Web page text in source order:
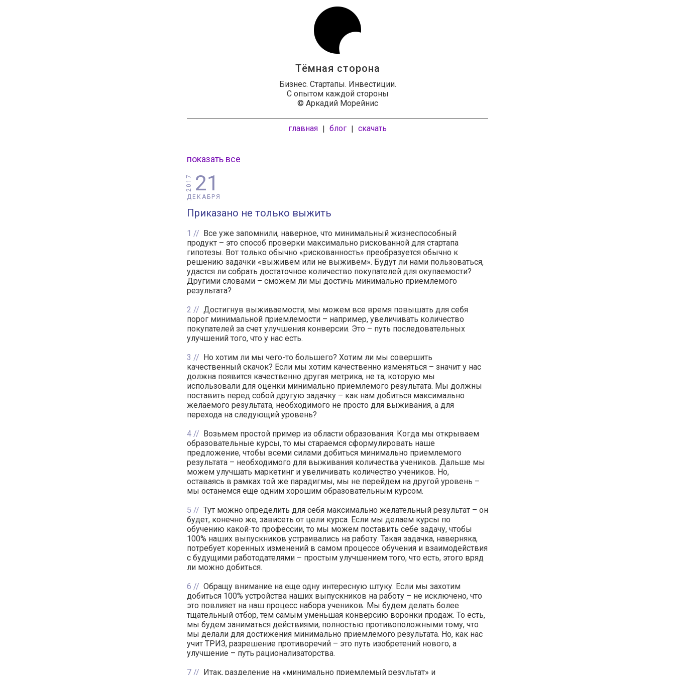
Тёмная сторона
Бизнес. Стартапы. Инвестиции.
С опытом каждой стороны
© Аркадий Морейнис
главная | блог | скачать
показать все
21
ДЕКАБРЯ
2017
Приказано не только выжить
1
Все уже запомнили, наверное, что минимальный жизнеспособный
продукт – это способ проверки максимально рискованной для стартапа
гипотезы. Вот только обычно «рискованность» преобразуется обычно к
решению задачки «выживем или не выживем». Будут ли нами пользоваться,
удастся ли собрать достаточное количество покупателей для окупаемости?
Другими словами – сможем ли мы достичь минимально приемлемого
результата?
2
Достигнув выживаемости, мы можем все время повышать для себя
порог минимальной приемлемости – например, увеличивать количество
покупателей за счет улучшения конверсии. Это – путь последовательных
улучшений того, что у нас есть.
3
Но хотим ли мы чего-то большего? Хотим ли мы совершить
качественный скачок? Если мы хотим качественно изменяться – значит у нас
должна появится качественно другая метрика, не та, которую мы
использовали для оценки минимально приемлемого результата. Мы должны
поставить перед собой другую задачку – как нам добиться максимально
желаемого результата, необходимого не просто для выживания, а для
перехода на следующий уровень?
4
Возьмем простой пример из области образования. Когда мы открываем
образовательные курсы, то мы стараемся сформулировать наше
предложение, чтобы всеми силами добиться минимально приемлемого
результата – необходимого для выживания количества учеников. Дальше мы
можем улучшать маркетинг и увеличивать количество учеников. Но,
оставаясь в рамках той же парадигмы, мы не перейдем на другой уровень –
мы останемся еще одним хорошим образовательным курсом.
5
Тут можно определить для себя максимально желательный результат – он
будет, конечно же, зависеть от цели курса. Если мы делаем курсы по
обучению какой-то профессии, то мы можем поставить себе задачу, чтобы
100% наших выпускников устраивались на работу. Такая задачка, наверняка,
потребует коренных изменений в самом процессе обучения и взаимодействия
с будущими работодателями – простым улучшением того, что есть, этого вряд
ли можно добиться.
6
Обращу внимание на еще одну интересную штуку. Если мы захотим
добиться 100% устройства наших выпускников на работу – не исключено, что
это повлияет на наш процесс набора учеников. Мы будем делать более
тщательный отбор, тем самым уменьшая конверсию воронки продаж. То есть,
мы будем заниматься действиями, полностью противоположными тому, что
мы делали для достижения минимально приемлемого результата. Но, как нас
учит ТРИЗ, разрешение противоречий – это путь изобретений нового, а
улучшение – путь рационализаторства.
7
Итак, разделение на «минимально приемлемый результат» и